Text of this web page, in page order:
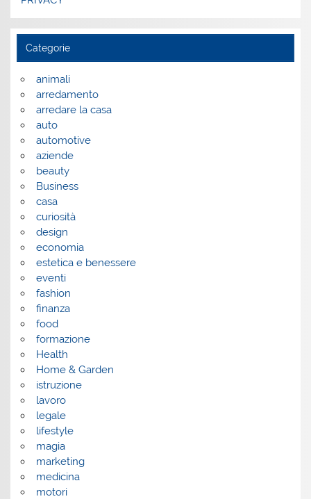
Categorie
animali
arredamento
arredare la casa
auto
automotive
aziende
beauty
Business
casa
curiosità
design
economia
estetica e benessere
eventi
fashion
finanza
food
formazione
Health
Home & Garden
istruzione
lavoro
legale
lifestyle
magia
marketing
medicina
motori